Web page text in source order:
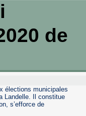
de
élections municipales
Landelle. Il constitue
s’efforce de